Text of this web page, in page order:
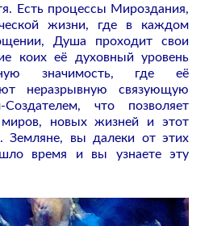
Есть процессы Мироздания,
жизни, где в каждом
Душа проходит свои
коих её духовный уровень
значимость, где её
неразрывную связующую
что позволяет
новых жизней и этот
Земляне, вы далеки от этих
время и вы узнаете эту